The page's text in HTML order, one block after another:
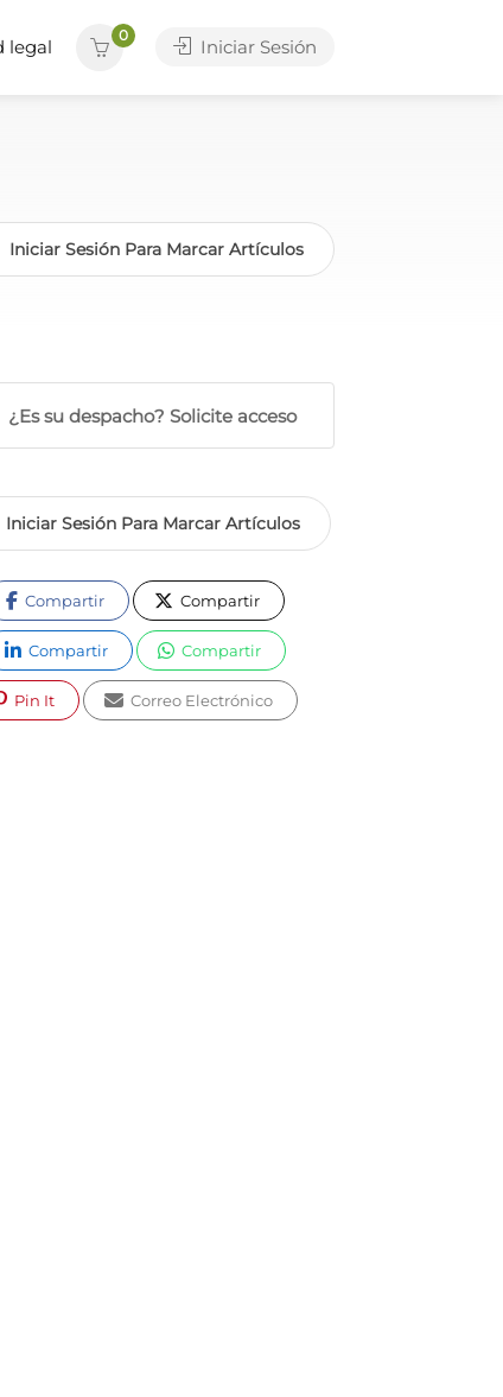
legal
0
Iniciar Sesión
Iniciar Sesión Para Marcar Artículos
¿Es su despacho? Solicite acceso
Iniciar Sesión Para Marcar Artículos
Compartir Compartir
Compartir Compartir
Pin It Correo Electrónico